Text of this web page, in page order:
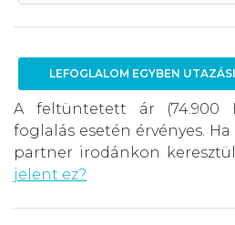
LEFOGLALOM EGYBEN
A feltüntetett ár (74.900
foglalás esetén érvényes.
partner irodánkon
jelent ez?